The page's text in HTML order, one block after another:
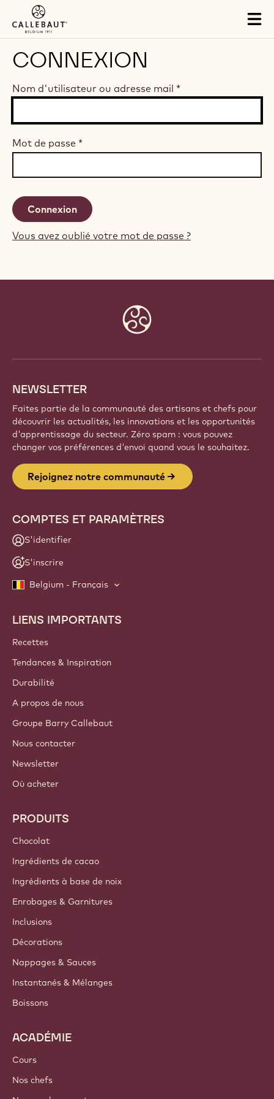
Skip to main content
CONNEXION
Nom d'utilisateur ou adresse mail *
Mot de passe *
Vous avez oublié votre mot de passe ?
NEWSLETTER
Faites partie de la communauté des artisans et chefs pour
découvrir les actualités, les innovations et les opportunités
d'apprentissage du secteur. Zéro spam : vous pouvez
changer vos préférences d'envoi quand vous le souhaitez.
Rejoignez notre communauté
COMPTES ET PARAMÈTRES
S'identifier
S'inscrire
Belgium - Français
Footer
Callebaut
LIENS IMPORTANTS
Recettes
Tendances & Inspiration
Durabilité
A propos de nous
Groupe Barry Callebaut
Nous contacter
Newsletter
Où acheter
PRODUITS
Chocolat
Ingrédients de cacao
Ingrédients à base de noix
Enrobages & Garnitures
Inclusions
Décorations
Nappages & Sauces
Instantanés & Mélanges
Boissons
ACADÉMIE
Cours
Nos chefs